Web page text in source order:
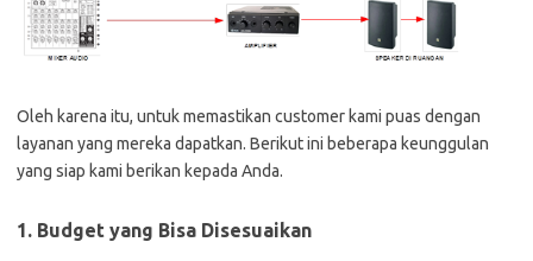
Oleh karena itu, untuk memastikan customer kami puas dengan
layanan yang mereka dapatkan. Berikut ini beberapa keunggulan
yang siap kami berikan kepada Anda.
1. Budget yang Bisa Disesuaikan